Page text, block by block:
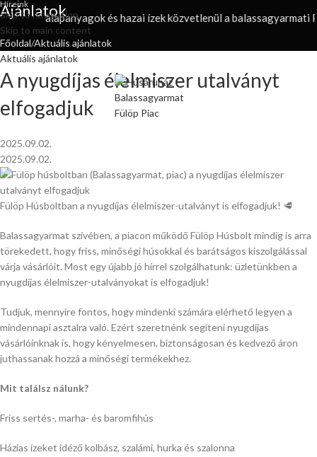
Skip to navigation
Skip to main content
Híreink
alapanyagok és hazai ízek közvetlenül a balassagyarmati
Ajánlatok
Főoldal Aktuális ajánlatok
Aktuális ajánlatok
A nyugdíjas élelmiszer utalványt
elfogadjuk
2025.09.02.
2025.09.02.
Fülöp Húsboltban a nyugdíjas élelmiszer-utalványt is elfogadjuk! 🥩
Balassagyarmat szívében, a piacon működő Fülöp Húsbolt mindig is arra
törekedett, hogy friss, minőségi húsokkal és barátságos kiszolgálással
várja vásárlóit. Most egy újabb jó hírrel szolgálhatunk: üzletünkben a
nyugdíjas élelmiszer-utalványokat is elfogadjuk!
Tudjuk, mennyire fontos, hogy mindenki számára elérhető legyen a
mindennapi asztalra való. Ezért szeretnénk segíteni nyugdíjas
vásárlóinknak is, hogy kényelmesen, biztonságosan és kedvező áron
juthassanak hozzá a minőségi termékekhez.
Mit találsz nálunk?
Friss sertés-, marha- és baromfihús
Házias ízeket idéző kolbász, szalámi, hurka és szalonna